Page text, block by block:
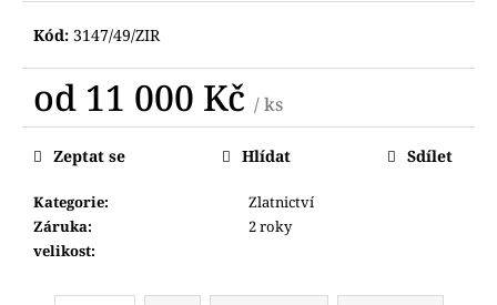
Kód: 3147/49/ZIR
od 11 000 Kč / ks
Měrná
Kategorie:
Zlatnictví
Záruka:
2 roky
velikost:
Zeptat se Hlídat Sdílet
p
o
u
e
m